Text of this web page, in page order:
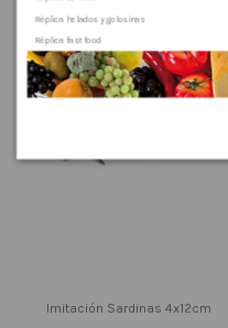
Imitación Sardinas 4x12cm
Réplica helados y golosinas
Réplica fast food